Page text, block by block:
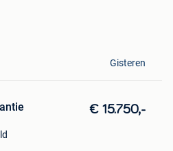
Gisteren
€ 15.750,-